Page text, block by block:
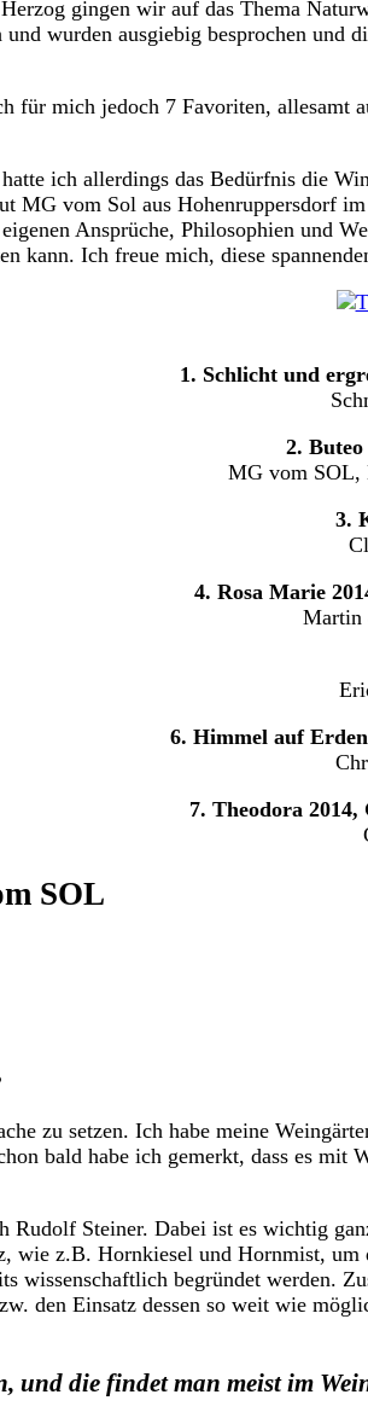
gingen wir auf das Thema
und wurden ausgiebig besprochen
für mich jedoch 7 Favoriten,
ich allerdings das Bedürfnis die
MG vom Sol aus Hohenruppersdorf
Ansprüche, Philosophien und
kann. Ich freue mich, diese
1. Schlicht und
2.
MG vom SOL,
3.
4. Rosa Marie
Martin
6. Himmel auf
7. Theodora
SOL
zu setzen. Ich habe meine
bald habe ich gemerkt, dass es
Steiner. Dabei ist es wichtig
wie z.B. Hornkiesel und Hornmist,
wissenschaftlich begründet werden.
den Einsatz dessen so weit wie
und die findet man meist im